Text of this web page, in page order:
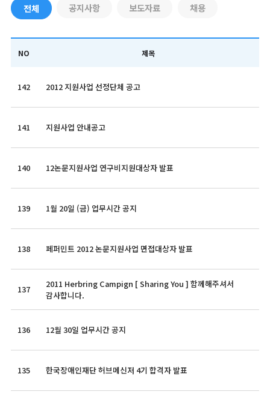
전체 공지사항 보도자료 채용
NO 제목
142 2012 지원사업 선정단체 공고
141 지원사업 안내공고
140 12논문지원사업 연구비지원대상자 발표
139 1월 20일 (금) 업무시간 공지
138 페퍼민트 2012 논문지원사업 면접대상자 발표
137
2011 Herbring Campign [ Sharing You ] 함께해주셔서
감사합니다.
136 12월 30일 업무시간 공지
135 한국장애인재단 허브메신저 4기 합격자 발표